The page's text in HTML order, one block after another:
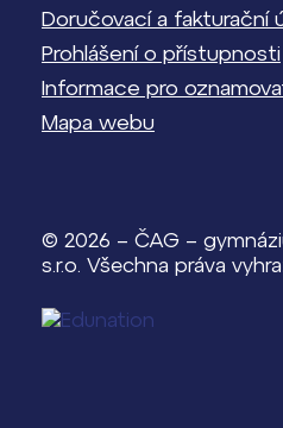
Doručovací a fakturační
Prohlášení o přístupnosti
Informace pro
Mapa webu
© 2026 – ČAG –
s.r.o. Všechna práva